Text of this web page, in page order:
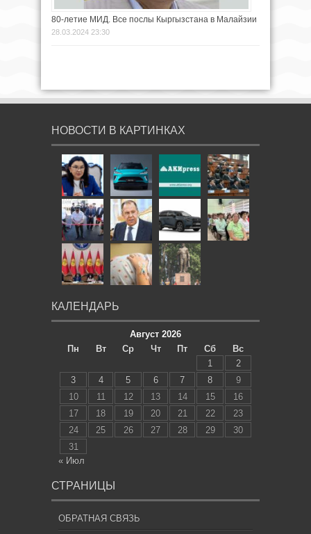
80-летие МИД. Все послы Кыргызстана в Малайзии
28.03.2024 23:30
НОВОСТИ В КАРТИНКАХ
КАЛЕНДАРЬ
Август 2026
Пн
Вт Ср Чт Пт Сб
Вс
1
2
3
4 5 6 7 8
9
10
11 12 13 14 15
16
17
18 19 20 21 22
23
24
25 26 27 28 29
30
31
« Июл
СТРАНИЦЫ
ОБРАТНАЯ СВЯЗЬ